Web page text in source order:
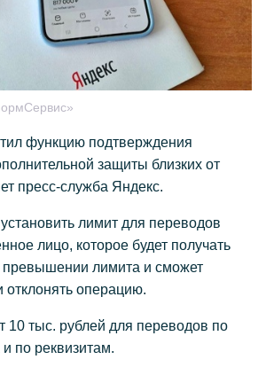
функцию подтверждения
защиты близких от
пресс-служба Яндекс.
лимит для переводов
лицо, которое будет получать
лимита и сможет
отклонять операцию.
10 тыс. рублей для переводов по
по реквизитам.